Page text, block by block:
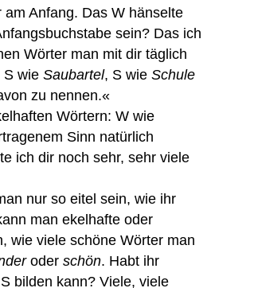
Anfang. Das W hänselte
sein? Das ich
Wörter man mit dir täglich
S wie Saubartel, S wie Schule
zu nennen.«
Wörtern: W wie
Sinn natürlich
ich dir noch sehr, sehr viele
nur so eitel sein, wie ihr
man ekelhafte oder
wie viele schöne Wörter man
oder schön. Habt ihr
bilden kann? Viele, viele